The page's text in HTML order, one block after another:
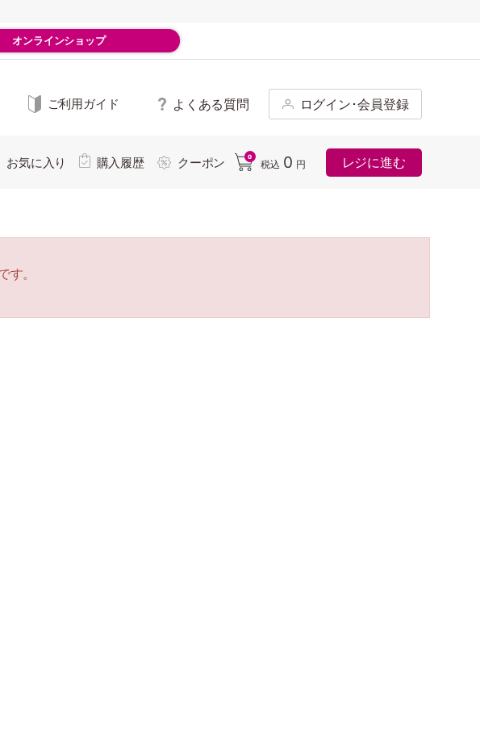
オンラインショップ
ご利用ガイド よくある質問 ログイン･会員登録
お気に入り 購入履歴 クーポン 0
税込 0 円 レジに進む
。